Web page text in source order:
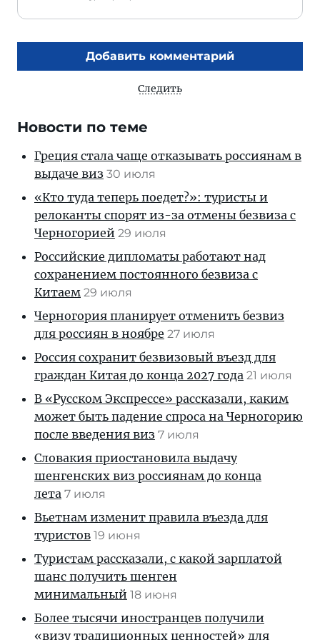
Добавить комментарий
Следить
Новости по теме
Греция стала чаще отказывать россиянам в
выдаче виз 30 июля
«Кто туда теперь поедет?»: туристы и
релоканты спорят из-за отмены безвиза с
Черногорией 29 июля
Российские дипломаты работают над
сохранением постоянного безвиза с
Китаем 29 июля
Черногория планирует отменить безвиз
для россиян в ноябре 27 июля
Россия сохранит безвизовый въезд для
граждан Китая до конца 2027 года 21 июля
В «Русском Экспрессе» рассказали, каким
может быть падение спроса на Черногорию
после введения виз 7 июля
Словакия приостановила выдачу
шенгенских виз россиянам до конца
лета 7 июля
Вьетнам изменит правила въезда для
туристов 19 июня
Туристам рассказали, с какой зарплатой
шанс получить шенген
минимальный 18 июня
Более тысячи иностранцев получили
«визу традиционных ценностей» для